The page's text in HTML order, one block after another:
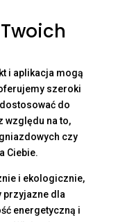
i aplikacja mogą
szeroki
do
względu na to,
czy
Ciebie.
i ekologicznie,
przyjazne dla
energetyczną i